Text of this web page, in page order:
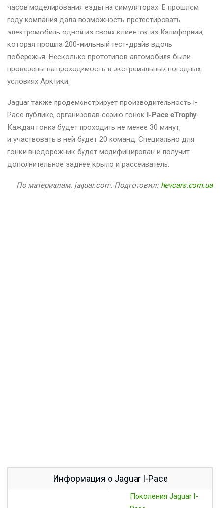
часов моделирования езды на симуляторах. В прошлом
году компания дала возможность протестировать
электромобиль одной из своих клиенток из Калифорнии,
которая прошла 200-мильный тест-драйв вдоль
побережья. Несколько прототипов автомобиля были
проверены на проходимость в экстремальных погодных
условиях Арктики.
Jaguar также продемонстрирует производительность I-
Pace публике, организовав серию гонок I-Pace eTrophy.
Каждая гонка будет проходить не менее 30 минут,
и участвовать в ней будет 20 команд. Специально для
гонки внедорожник будет модифицирован и получит
дополнительное заднее крыло и рассеиватель.
По материалам: jaguar.com. Подготовил: hevcars.com.ua
Информация о Jaguar I-Pace
Поколения Jaguar I-